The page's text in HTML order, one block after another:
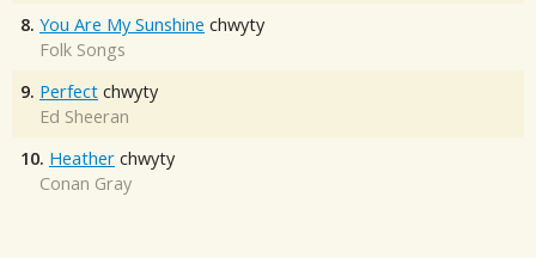
8. You Are My Sunshine chwyty
Folk Songs
9. Perfect chwyty
Ed Sheeran
10. Heather chwyty
Conan Gray